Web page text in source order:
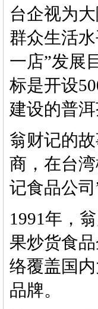
台企视为
群众生活
一店”发展
标是开设
建设的普
翁财记的
商，在台
记食品公
1991年，
果炒货食
络覆盖国
品牌。